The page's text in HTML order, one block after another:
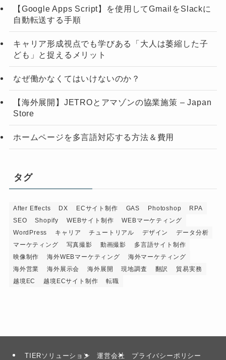
【Google Apps Script】を使用してGmailをSlackに
自動転送する手順
キャリア形成視点でも学びある「大人は萎縮した子
ども」と捉えるメリット
なぜ働かなくてはいけないのか？
【海外展開】JETROとアマゾンの協業施策 – Japan
Store
ホームページを多言語対応する方法＆費用
タグ
After Effects DX ECサイト制作 GAS Photoshop
RPA
SEO
Shopify WEBサイト制作
WEBマーケティング
WordPress
キャリア チュートリアル デザイン
データ分析
マーケティング
写真撮影 動画撮影
多言語サイト制作
映像制作
海外WEBマーケティング
海外マーケティング
海外営業
海外展示会 海外展開 現地調査 翻訳
貿易実務
越境EC
越境ECサイト制作 転職
TIERソリューション 運営会社 プライバシーポリシー